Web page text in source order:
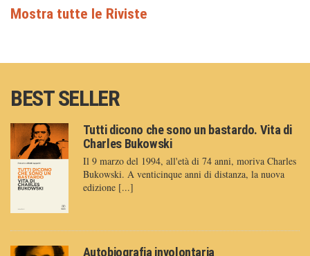
BEST SELLER
Tutti dicono che sono un bastardo. Vita di
Charles Bukowski
Il 9 marzo del 1994, all'età di 74 anni, moriva Charles
Bukowski. A venticinque anni di distanza, la nuova
edizione [...]
Autobiografia involontaria